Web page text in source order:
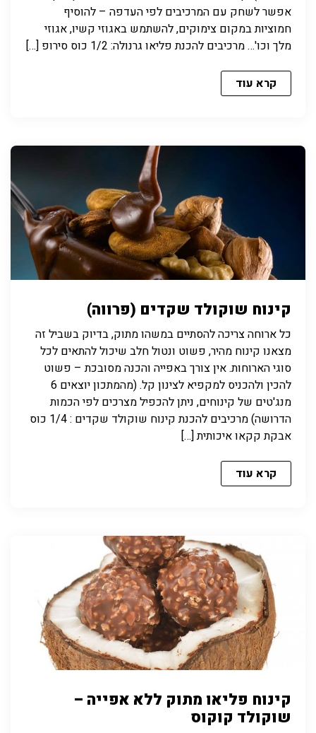
אפשר לשחק עם המרכיבים לפי העדפה – להוסיף
חמוציות במקום צימוקים, להשתמש באגוזי קשיו, אגוזי
מלך וכו'… מרכיבים להכנת פליאו גרנולה: 1/2 כוס סירופ […]
קרא עוד
קינוח שוקולד שקדים (פרווה)
כל ארוחה צריכה להסתיים במשהו מתוק, בדיוק בשביל זה
מצאנו קינוח מהיר, פשוט ונטול חלב שיכול להתאים לכל
סוגי הארוחות. אין צורך באפייה והכנה מסובכת – פשוט
להכין ולהכניס למקפיא לצינון קל. (מהמתכון יוצאים 6
מנג'טים של קינוחים, ניתן להכפיל מצרכים לפי הכמות
הדרושה) מרכיבים להכנת קינוח שוקולד שקדים : 1/4 כוס
אבקת קקאו איכותית […]
קרא עוד
קינוח פליאו מתוק ללא אפייה –
שוקולד קוקוס